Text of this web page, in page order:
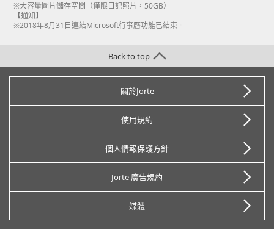
※大容量圖片儲存空間（僅限日記照片，50GB）
【通知】
※2018年8月31日連結Microsoft行事曆功能已結束。
關於Jorte
使用規約
個人情報保護方針
Jorte 廣告規約
媒體
Back to top